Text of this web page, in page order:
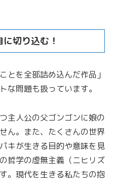
切り込む！
とを全部詰め込んだ作品」
な問題も扱っています。
主人公の父ゴンゴンに娘の
ん。また、たくさんの世界
キが生きる目的や意味を見
哲学の虚無主義（ニヒリズ
。現代を生きる私たちの抱